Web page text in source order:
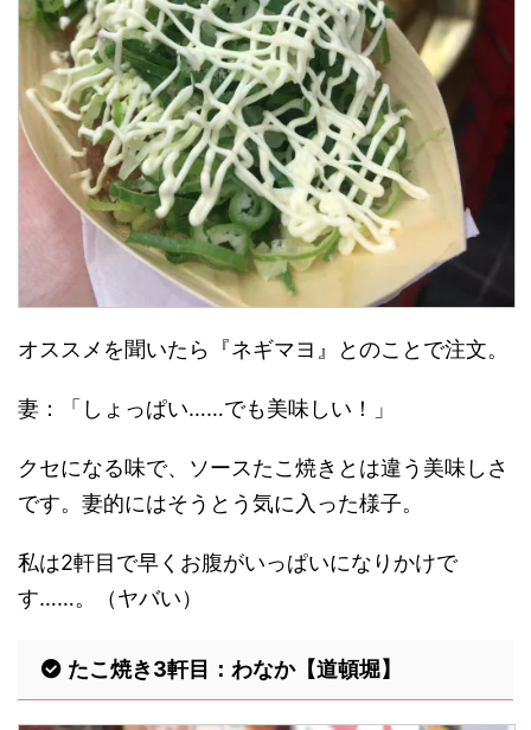
オススメを聞いたら『ネギマヨ』とのことで注文。
妻：「しょっぱい……でも美味しい！」
クセになる味で、ソースたこ焼きとは違う美味しさ
です。妻的にはそうとう気に入った様子。
私は2軒目で早くお腹がいっぱいになりかけで
す……。（ヤバい）
たこ焼き3軒目：わなか【道頓堀】